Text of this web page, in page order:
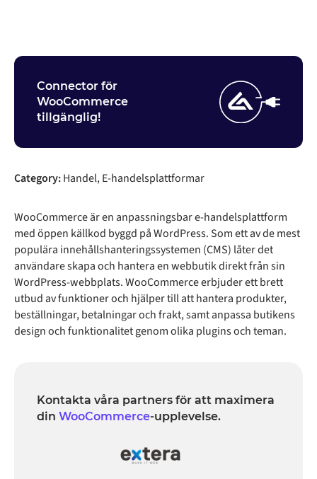
Connector för
WooCommerce
tillgänglig!
Category:Handel, E-handelsplattformar
WooCommerce är en anpassningsbar e-handelsplattform
med öppen källkod byggd på WordPress. Som ett av de mest
populära innehållshanteringssystemen (CMS) låter det
användare skapa och hantera en webbutik direkt från sin
WordPress-webbplats. WooCommerce erbjuder ett brett
utbud av funktioner och hjälper till att hantera produkter,
beställningar, betalningar och frakt, samt anpassa butikens
design och funktionalitet genom olika plugins och teman.
Kontakta våra partners för att maximera
din WooCommerce-upplevelse.